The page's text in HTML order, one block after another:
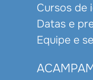
Cursos de
Datas e
Equipe e